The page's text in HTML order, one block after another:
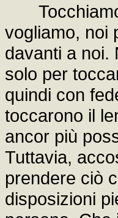
Tocchiamo,
vogliamo, noi
davanti a noi.
solo per
quindi con
toccarono il
ancor più
Tuttavia,
prendere ciò
disposizioni